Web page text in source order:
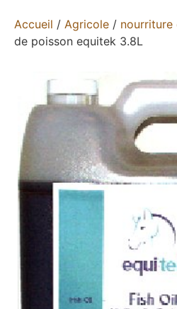
Accueil / Agricole / nourriture
de poisson equitek 3.8L